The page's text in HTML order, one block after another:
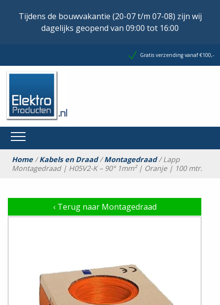
Tijdens de bouwvakantie (20-07 t/m 07-08) zijn wij
dagelijks geopend van 09:00 tot 16:00
Gratis verzending vanaf €100,-
Home/Kabels en Draad/Montagedraad/ Lapp
Montagedraad | H05V2-K – 90° 1mm² | Oranje | 100 mtr.
‹Terug naar Montagedraad